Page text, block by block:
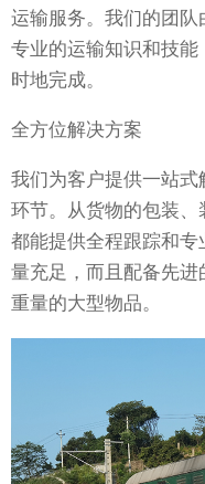
运输服务。我们的团
专业的运输知识和技
时地完成。
全方位解决方案
我们为客户提供一站
环节。从货物的包装、
都能提供全程跟踪和
量充足，而且配备先
重量的大型物品。